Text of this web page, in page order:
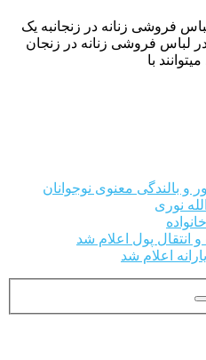
فروشی زنانه در زنجانبه یک
لباس فروشی زنانه در زنجان
با
و بالندگی معنوی نوجوانان
نوری
پول اعلام شد
اعلام شد